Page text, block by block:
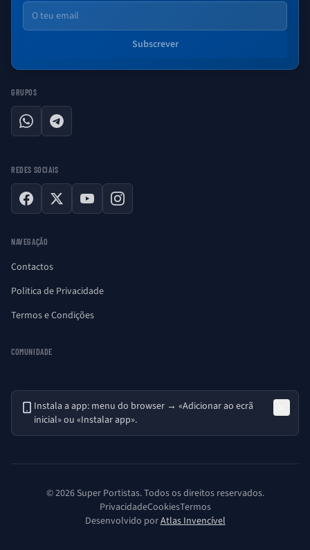
Email
Subscrever
GRUPOS
WhatsAppTelegram
REDES SOCIAIS
Facebook
X YouTubeInstagram
NAVEGAÇÃO
Contactos
Politica de Privacidade
Termos e Condições
COMUNIDADE
Instala a app: menu do browser → «Adicionar ao ecrã
inicial» ou «Instalar app».
© 2026 Super Portistas. Todos os direitos reservados.
PrivacidadeCookiesTermos
Desenvolvido porAtlas Invencível